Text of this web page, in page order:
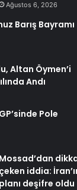
Ağustos 6, 2026
Barış Bayramı
Altan Öymen’i
Andı
Pole
Mossad’dan
çeken iddia:
planı deşifre oldu